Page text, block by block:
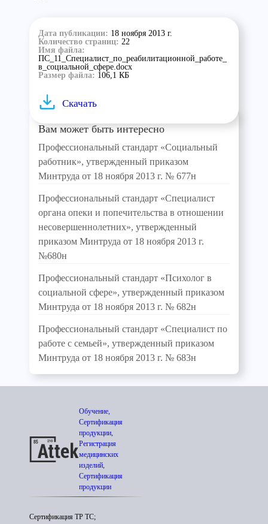
Дата публикации: 18 ноября 2013 г.
Количество страниц: 22
Имя файла:
ПС_11_Специалист_по_реабилитационной_работе_
в_социальной_сфере.docx
Размер файла: 106,1 КБ
Скачать
Вам может быть интересно
Профессиональный стандарт «Социальный
работник», утвержденный приказом
Минтруда от 18 ноября 2013 г. № 677н
Профессиональный стандарт «Специалист
органа опеки и попечительства в отношении
несовершеннолетних», утвержденный
приказом Минтруда от 18 ноября 2013 г.
№680н
Профессиональный стандарт «Психолог в
социальной сфере», утвержденный приказом
Минтруда от 18 ноября 2013 г. № 682н
Профессиональный стандарт «Специалист по
работе с семьей», утвержденный приказом
Минтруда от 18 ноября 2013 г. № 683н
Обучение,
Сертификация
продукции,
Регистрация
медицинских
изделий,
Сертификация
продукции
Сертификация ТР ТС;